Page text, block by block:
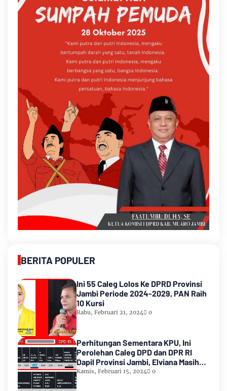
BERITA POPULER
Ini 55 Caleg Lolos Ke DPRD Provinsi
Jambi Periode 2024-2029, PAN Raih
10 Kursi
Rabu, Februari 21, 2024 0
Perhitungan Sementara KPU, Ini
Perolehan Caleg DPD dan DPR RI
Dapil Provinsi Jambi, Elviana Masih
Urutan Kedua Teratas
Kamis, Februari 15, 2024 0